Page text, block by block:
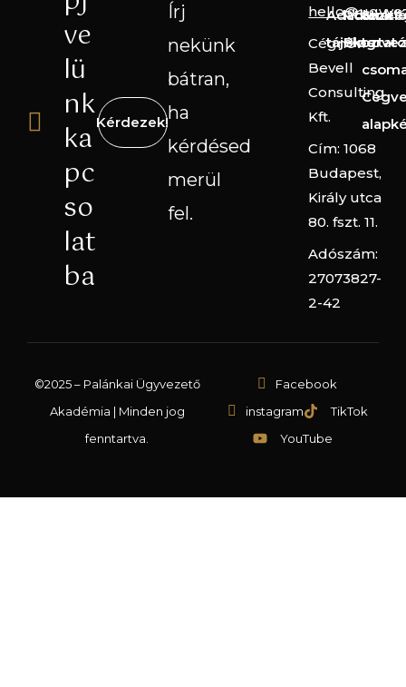
ve
lü
nk
ka
pc
so
lat
ba
Kérdezek!
Írj
nekünk
bátran,
ha
kérdésed
merül
fel.
Cégnév:
Bevell
Consulting
Kft.
Cím: 1068
Budapest,
Király utca
80. fszt. 11.
Adószám:
27073827-
2-42
tájékoztató
Rólunk
Blog
©2025 – Palánkai Ügyvezető
Akadémia | Minden jog
fenntartva.
Facebook
instagram
TikTok
YouTube